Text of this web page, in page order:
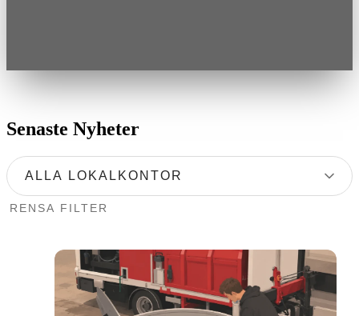
Senaste Nyheter
ALLA LOKALKONTOR
RENSA FILTER